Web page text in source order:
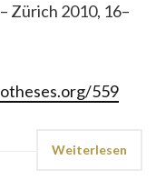
Zürich 2010, 16–
559
Weiterlesen